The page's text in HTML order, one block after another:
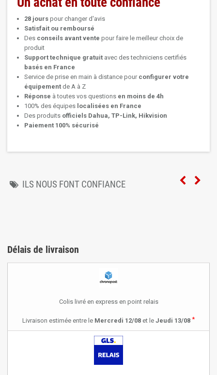
28 jours pour changer d'avis
Satisfait ou remboursé
Des conseils avant vente pour faire le meilleur choix de
produit
Support technique gratuit avec des techniciens certifiés
basés en France
Service de prise en main à distance pour configurer votre
équipement de A à Z
Réponse à toutes vos questions en moins de 4h
100% des équipes localisées en France
Des produits officiels Dahua, TP-Link, Hikvision
Paiement 100% sécurisé
ILS NOUS FONT CONFIANCE
Délais de livraison
Colis livré en express en point relais
Livraison estimée entre le Mercredi 12/08 et le Jeudi 13/08 *